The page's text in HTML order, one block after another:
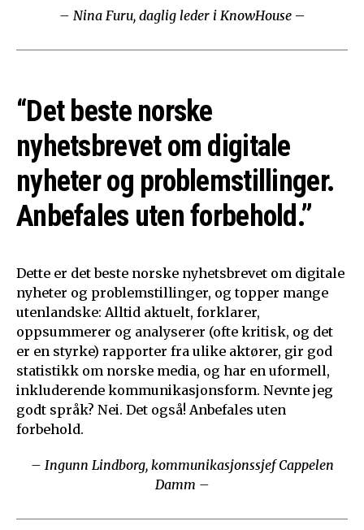
– Nina Furu, daglig leder i KnowHouse –
“Det beste norske
nyhetsbrevet om digitale
nyheter og problemstillinger.
Anbefales uten forbehold.”
Dette er det beste norske nyhetsbrevet om digitale
nyheter og problemstillinger, og topper mange
utenlandske: Alltid aktuelt, forklarer,
oppsummerer og analyserer (ofte kritisk, og det
er en styrke) rapporter fra ulike aktører, gir god
statistikk om norske media, og har en uformell,
inkluderende kommunikasjonsform. Nevnte jeg
godt språk? Nei. Det også! Anbefales uten
forbehold.
– Ingunn Lindborg, kommunikasjonssjef Cappelen
Damm –